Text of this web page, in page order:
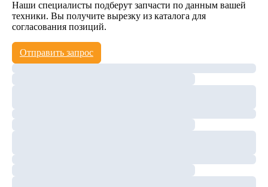
Наши специалисты подберут запчасти по данным вашей
техники. Вы получите вырезку из каталога для
согласования позиций.
Отправить запрос